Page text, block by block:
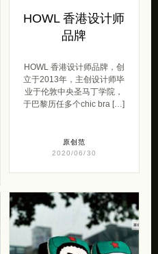
HOWL 香港设计师
品牌
HOWL 香港设计师品牌，创
立于2013年，主创设计师毕
业于伦敦中央圣马丁学院，
于巴黎历任多个chic bra […]
原创范
2020/06/30